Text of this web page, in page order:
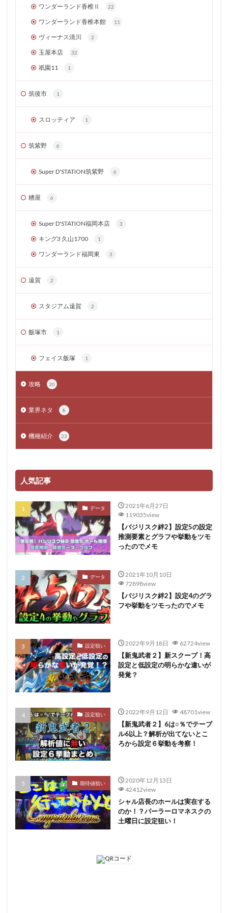
ワンダーランド香椎Ⅱ 22
ワンダーランド香椎本館 11
ヴィーナス清川 2
玉屋本店 32
祇園11 1
筑後市 1
スロッティア 1
筑紫野 6
Super D'STATION筑紫野 6
糟屋 6
Super D'STATION福岡本店 3
キング3 久山1700 1
ワンダーランド福岡東 3
遠賀 2
スタジアム遠賀 2
飯塚市 1
フェイス飯塚 1
攻略 20
業界ネタ 8
機種紹介 23
人気記事
データ
2021年6月27日
119035view
【バジリスク絆2】設定5の設定
推測要素とグラフや挙動をツモ
ったのでメモ
データ
2021年10月10日
72898view
【バジリスク絆2】設定4のグラ
フや挙動をツモったのでメモ
設定狙い 2022年9月18日 62724view
【新鬼武者２】新スクープ！高
設定と低設定の明らかな違いが
発覚？
設定狙い 2022年9月12日 48701view
【新鬼武者２】6は○％でテーブ
ル6以上？解析が出てないとこ
ろから設定６挙動を考察！
期待値狙い
2020年12月13日
42412view
シャル店長のホールは実在する
のか！？パーラーロマネスクの
土曜日に設定狙い！